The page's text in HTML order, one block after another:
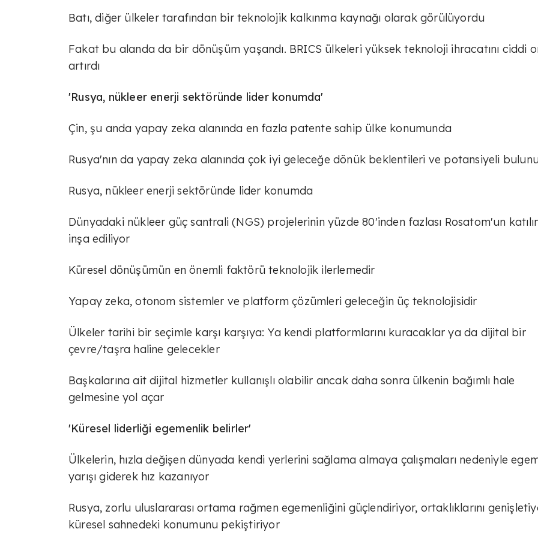
Batı, diğer ülkeler tarafından bir teknolojik kalkınma kaynağı olarak görülüyordu
Fakat bu alanda da bir dönüşüm yaşandı. BRICS ülkeleri yüksek teknoloji ihracatını ciddi
artırdı
'Rusya, nükleer enerji sektöründe lider konumda'
Çin, şu anda yapay zeka alanında en fazla patente sahip ülke konumunda
Rusya'nın da yapay zeka alanında çok iyi geleceğe dönük beklentileri ve potansiyeli
Rusya, nükleer enerji sektöründe lider konumda
Dünyadaki nükleer güç santrali (NGS) projelerinin yüzde 80'inden fazlası Rosatom'un
inşa ediliyor
Küresel dönüşümün en önemli faktörü teknolojik ilerlemedir
Yapay zeka, otonom sistemler ve platform çözümleri geleceğin üç teknolojisidir
Ülkeler tarihi bir seçimle karşı karşıya: Ya kendi platformlarını kuracaklar ya da dijital bir
çevre/taşra haline gelecekler
Başkalarına ait dijital hizmetler kullanışlı olabilir ancak daha sonra ülkenin bağımlı hale
gelmesine yol açar
'Küresel liderliği egemenlik belirler'
Ülkelerin, hızla değişen dünyada kendi yerlerini sağlama almaya çalışmaları nedeniyle
yarışı giderek hız kazanıyor
Rusya, zorlu uluslararası ortama rağmen egemenliğini güçlendiriyor, ortaklıklarını
küresel sahnedeki konumunu pekiştiriyor